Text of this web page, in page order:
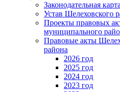
Законодательная карта
Устав Шелеховского
Проекты правовых
муниципального
Правовые акты
района
2026 год
2025 год
2024 год
2023 год